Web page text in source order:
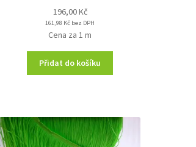
196,00Kč
161,98 Kč bez DPH
Cena za 1 m
Přidat do košíku